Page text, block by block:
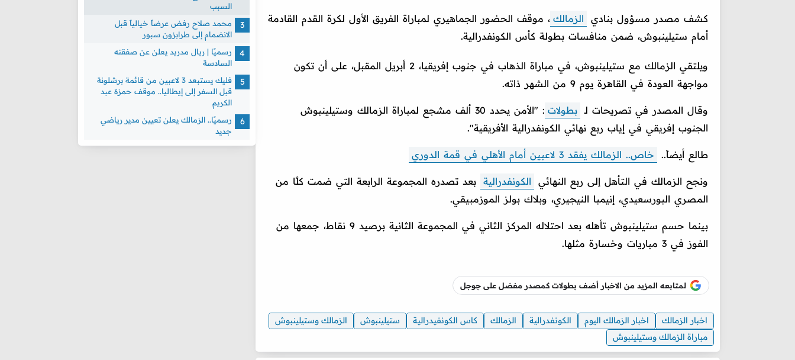
كشف مصدر مسؤول بنادي الزمالك ، موقف الحضور الجماهيري لمباراة الفريق الأول لكرة القدم القادمة
أمام ستيلينبوش، ضمن منافسات بطولة كأس الكونفدرالية.
ويلتقي الزمالك مع ستيلينبوش، في مباراة الذهاب في جنوب إفريقيا، 2 أبريل المقبل، على أن تكون
مواجهة العودة في القاهرة يوم 9 من الشهر ذاته.
وقال المصدر في تصريحات لـ بطولات
: "الأمن يحدد 30 ألف مشجع لمباراة الزمالك وستيلينبوش
الجنوب إفريقي في إياب ربع نهائي الكونفدرالية الأفريقية".
طالع أيضاً.. خاص.. الزمالك يفقد 3 لاعبين أمام الأهلي في قمة الدوري
ونجح الزمالك في التأهل إلى ربع النهائي الكونفدرالية بعد تصدره المجموعة الرابعة التي ضمت كلًا من
المصري البورسعيدي، إنيمبا النيجيري، وبلاك بولز الموزمبيقي.
بينما حسم ستيلينبوش تأهله بعد احتلاله المركز الثاني في المجموعة الثانية برصيد 9 نقاط، جمعها من
الفوز في 3 مباريات وخسارة مثلها.
لمتابعه المزيد من الاخبار أضف بطولات كمصدر مفضل على جوجل
اخبار الزمالك اخبار الزمالك اليوم الكونفدرالية الزمالك كاس الكونفيدرالية ستيلينبوش
الزمالك وستيلينبوش
مباراة الزمالك وستيلينبوش
السبب
محمد صلاح رفض عرضاً خيالياً قبل
الانضمام إلى طرابزون سبور
رسميًا | ريال مدريد يعلن عن صفقته
السادسة
فليك يستبعد 3 لاعبين من قائمة برشلونة
قبل السفر إلى إيطاليا.. موقف حمزة عبد
الكريم
رسميًا.. الزمالك يعلن تعيين مدير رياضي
جديد